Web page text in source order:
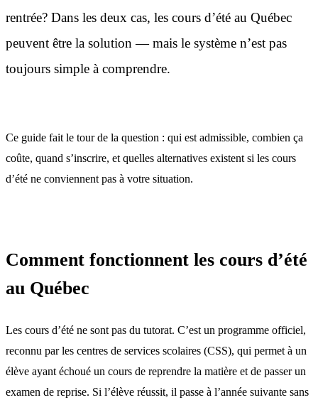
rentrée? Dans les deux cas, les cours d’été au Québec
peuvent être la solution — mais le système n’est pas
toujours simple à comprendre.
Ce guide fait le tour de la question : qui est admissible, combien ça
coûte, quand s’inscrire, et quelles alternatives existent si les cours
d’été ne conviennent pas à votre situation.
Comment fonctionnent les cours d’été
au Québec
Les cours d’été ne sont pas du tutorat. C’est un programme officiel,
reconnu par les centres de services scolaires (CSS), qui permet à un
élève ayant échoué un cours de reprendre la matière et de passer un
examen de reprise. Si l’élève réussit, il passe à l’année suivante sans